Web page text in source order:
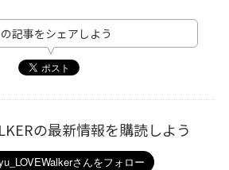
記事をシェアしよう
の最新情報を購読しよう